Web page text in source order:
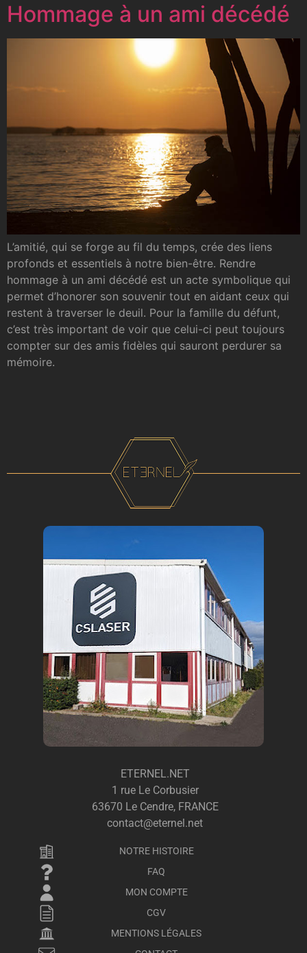
Hommage à un ami décédé
L’amitié, qui se forge au fil du temps, crée des liens
profonds et essentiels à notre bien-être. Rendre
hommage à un ami décédé est un acte symbolique qui
permet d’honorer son souvenir tout en aidant ceux qui
restent à traverser le deuil. Pour la famille du défunt,
c’est très important de voir que celui-ci peut toujours
compter sur des amis fidèles qui sauront perdurer sa
mémoire.
ETERNEL.NET
1 rue Le Corbusier
63670 Le Cendre, FRANCE
contact@eternel.net
NOTRE HISTOIRE
FAQ
MON COMPTE
CGV
MENTIONS LÉGALES